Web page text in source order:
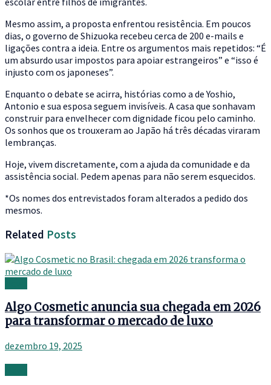
Mesmo assim, a proposta enfrentou resistência. Em poucos
dias, o governo de Shizuoka recebeu cerca de 200 e-mails e
ligações contra a ideia. Entre os argumentos mais repetidos: “É
um absurdo usar impostos para apoiar estrangeiros” e “isso é
injusto com os japoneses”.
Enquanto o debate se acirra, histórias como a de Yoshio,
Antonio e sua esposa seguem invisíveis. A casa que sonhavam
construir para envelhecer com dignidade ficou pelo caminho.
Os sonhos que os trouxeram ao Japão há três décadas viraram
lembranças.
Hoje, vivem discretamente, com a ajuda da comunidade e da
assistência social. Pedem apenas para não serem esquecidos.
*Os nomes dos entrevistados foram alterados a pedido dos
mesmos.
Related Posts
Algo Cosmetic anuncia sua chegada em 2026
para transformar o mercado de luxo
dezembro 19, 2025